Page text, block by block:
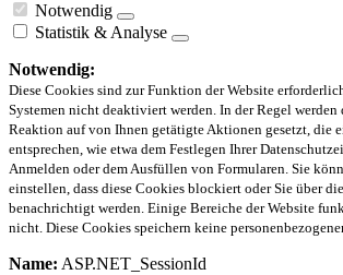
Notwendig
Statistik & Analyse
Notwendig:
Diese Cookies sind zur Funktion der Website
Systemen nicht deaktiviert werden. In der Regel werden
Reaktion auf von Ihnen getätigte Aktionen gesetzt, die
entsprechen, wie etwa dem Festlegen Ihrer
Anmelden oder dem Ausfüllen von Formularen. Sie
einstellen, dass diese Cookies blockiert oder Sie über
benachrichtigt werden. Einige Bereiche der Website
nicht. Diese Cookies speichern keine
Name: ASP.NET_SessionId